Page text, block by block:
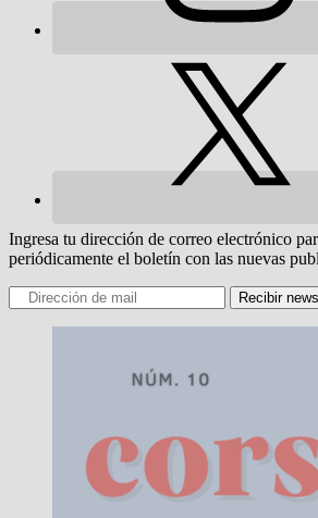
Ingresa tu dirección de correo electrónico
periódicamente el boletín con las nuevas
Recibir